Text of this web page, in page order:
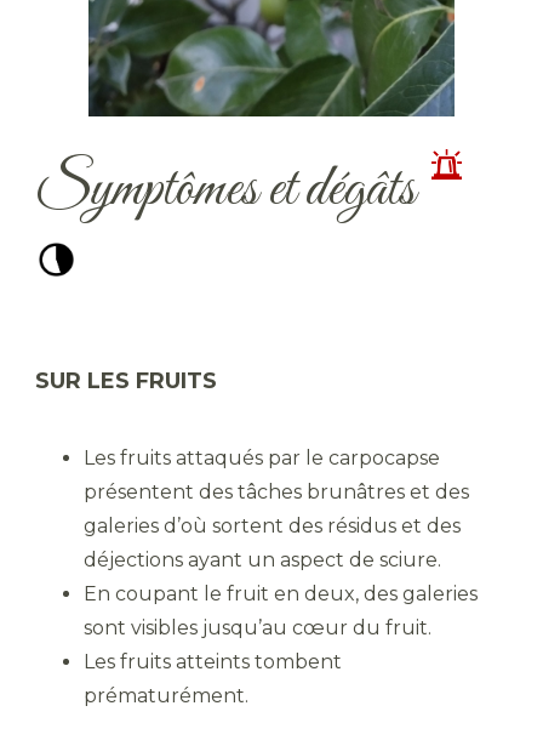
Symptômes et dégâts
SUR LES FRUITS
Les fruits attaqués par le carpocapse
présentent des tâches brunâtres et des
galeries d’où sortent des résidus et des
déjections ayant un aspect de sciure.
En coupant le fruit en deux, des galeries
sont visibles jusqu’au cœur du fruit.
Les fruits atteints tombent
prématurément.